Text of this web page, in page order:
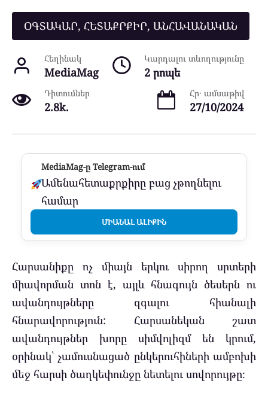
ՕԳՏԱԿԱՐ, ՀԵՏԱՔՐՔԻՐ, ԱՆՀԱՎԱՆԱԿԱՆ
Հեղինակ
MediaMag
Կարդալու տևողությունը
2 րոպե
Դիտումներ
2.8k.
Հր․ ամսաթիվ
27/10/2024
MediaMag-ը Telegram-ում
Ամենահետաքրքիրը բաց չթողնելու
համար
ՄԻԱՆԱԼ ԱԼԻՔԻՆ
Հարսանիքը ոչ միայն երկու սիրող սրտերի
միավորման տոն է, այլև հնագույն ծեսերն ու
ավանդույթները զգալու հիանալի
հնարավորություն: Հարսանեկան շատ
ավանդույթներ խորը սիմվոլիզմ են կրում,
օրինակ՝ չամուսնացած ընկերուհիների ամբոխի
մեջ հարսի ծաղկեփունջը նետելու սովորույթը։